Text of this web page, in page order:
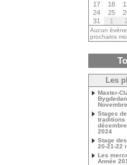
17
18
24
25
31
1
Aucun
prochains
Les
Master-
Stages
traditions
2024
Stage
20-21-22
Les
Année